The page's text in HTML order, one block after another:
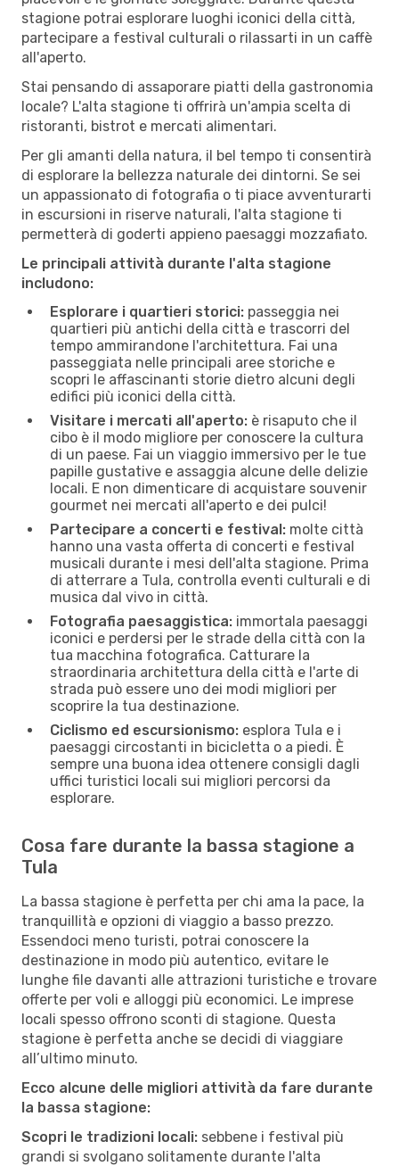
stagione potrai esplorare luoghi iconici della città,
partecipare a festival culturali o rilassarti in un caffè
all'aperto.
Stai pensando di assaporare piatti della gastronomia
locale? L'alta stagione ti offrirà un'ampia scelta di
ristoranti, bistrot e mercati alimentari.
Per gli amanti della natura, il bel tempo ti consentirà
di esplorare la bellezza naturale dei dintorni. Se sei
un appassionato di fotografia o ti piace avventurarti
in escursioni in riserve naturali, l'alta stagione ti
permetterà di goderti appieno paesaggi mozzafiato.
Le principali attività durante l'alta stagione
includono:
Esplorare i quartieri storici: passeggia nei
quartieri più antichi della città e trascorri del
tempo ammirandone l'architettura. Fai una
passeggiata nelle principali aree storiche e
scopri le affascinanti storie dietro alcuni degli
edifici più iconici della città.
Visitare i mercati all'aperto: è risaputo che il
cibo è il modo migliore per conoscere la cultura
di un paese. Fai un viaggio immersivo per le tue
papille gustative e assaggia alcune delle delizie
locali. E non dimenticare di acquistare souvenir
gourmet nei mercati all'aperto e dei pulci!
Partecipare a concerti e festival: molte città
hanno una vasta offerta di concerti e festival
musicali durante i mesi dell'alta stagione. Prima
di atterrare a Tula, controlla eventi culturali e di
musica dal vivo in città.
Fotografia paesaggistica: immortala paesaggi
iconici e perdersi per le strade della città con la
tua macchina fotografica. Catturare la
straordinaria architettura della città e l'arte di
strada può essere uno dei modi migliori per
scoprire la tua destinazione.
Ciclismo ed escursionismo: esplora Tula e i
paesaggi circostanti in bicicletta o a piedi. È
sempre una buona idea ottenere consigli dagli
uffici turistici locali sui migliori percorsi da
esplorare.
Cosa fare durante la bassa stagione a
Tula
La bassa stagione è perfetta per chi ama la pace, la
tranquillità e opzioni di viaggio a basso prezzo.
Essendoci meno turisti, potrai conoscere la
destinazione in modo più autentico, evitare le
lunghe file davanti alle attrazioni turistiche e trovare
offerte per voli e alloggi più economici. Le imprese
locali spesso offrono sconti di stagione. Questa
stagione è perfetta anche se decidi di viaggiare
all’ultimo minuto.
Ecco alcune delle migliori attività da fare durante
la bassa stagione:
Scopri le tradizioni locali: sebbene i festival più
grandi si svolgano solitamente durante l'alta